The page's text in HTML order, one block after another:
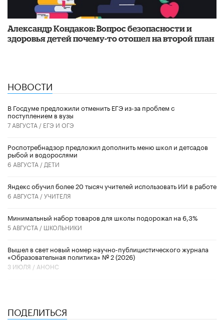
​Александр Кондаков: Вопрос безопасности и
здоровья детей почему-то отошел на второй план
НОВОСТИ
В Госдуме предложили отменить ЕГЭ из-за проблем с
поступлением в вузы
7 АВГУСТА / ЕГЭ И ОГЭ
Роспотребнадзор предложил дополнить меню школ и детсадов
рыбой и водорослями
6 АВГУСТА / ДЕТИ
​Яндекс обучил более 20 тысяч учителей использовать ИИ в работе
6 АВГУСТА /УЧИТЕЛЯ
Минимальный набор товаров для школы подорожал на 6,3%
5 АВГУСТА / ШКОЛЬНИКИ
Вышел в свет новый номер научно-публицистического журнала
«Образовательная политика» № 2 (2026)
3 ИЮЛЯ / АНОНС
ПОДЕЛИТЬСЯ